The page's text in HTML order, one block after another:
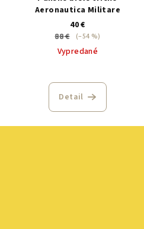
Aeronautica Militare
40 €
88 €
(–54 %)
Vypredané
Detail